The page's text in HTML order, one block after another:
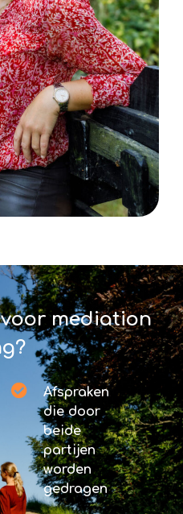
mediation
Afspraken
die door
beide
partijen
worden
gedragen